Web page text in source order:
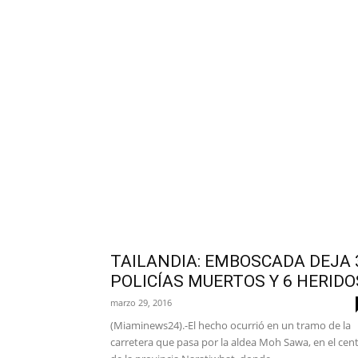
TAILANDIA: EMBOSCADA DEJA
POLICÍAS MUERTOS Y 6
marzo 29, 2016
(Miaminews24).-El hecho ocurrió en un tramo de la
carretera que pasa por la aldea Moh Sawa, en el